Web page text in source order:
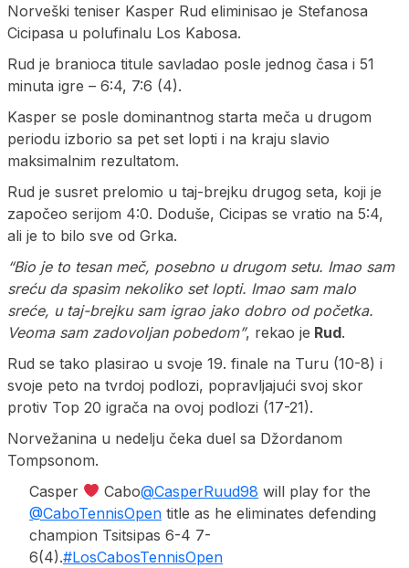
Norveški teniser Kasper Rud eliminisao je Stefanosa
Cicipasa u polufinalu Los Kabosa.
Rud je branioca titule savladao posle jednog časa i 51
minuta igre – 6:4, 7:6 (4).
Kasper se posle dominantnog starta meča u drugom
periodu izborio sa pet set lopti i na kraju slavio
maksimalnim rezultatom.
Rud je susret prelomio u taj-brejku drugog seta, koji je
započeo serijom 4:0. Doduše, Cicipas se vratio na 5:4,
ali je to bilo sve od Grka.
“Bio je to tesan meč, posebno u drugom setu. Imao sam
sreću da spasim nekoliko set lopti. Imao sam malo
sreće, u taj-brejku sam igrao jako dobro od početka.
Veoma sam zadovoljan pobedom”, rekao je Rud.
Rud se tako plasirao u svoje 19. finale na Turu (10-8) i
svoje peto na tvrdoj podlozi, popravljajući svoj skor
protiv Top 20 igrača na ovoj podlozi (17-21).
Norvežanina u nedelju čeka duel sa Džordanom
Tompsonom.
Casper
Cabo@CasperRuud98 will play for the
@CaboTennisOpen title as he eliminates defending
champion Tsitsipas 6-4 7-
6(4).#LosCabosTennisOpen